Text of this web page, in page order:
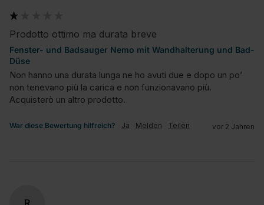
Prodotto ottimo ma durata breve
Fenster- und Badsauger Nemo mit Wandhalterung und Bad-
Düse
Non hanno una durata lunga ne ho avuti due e dopo un po’
non tenevano più la carica e non funzionavano più.
Acquisterò un altro prodotto.
War diese Bewertung hilfreich? Ja Melden Teilen vor 2 Jahren